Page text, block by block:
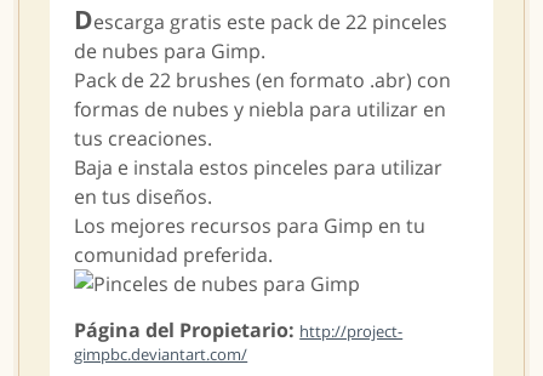
Descarga gratis este pack de 22 pinceles
de nubes para Gimp.
Pack de 22 brushes (en formato .abr) con
formas de nubes y niebla para utilizar en
tus creaciones.
Baja e instala estos pinceles para utilizar
en tus diseños.
Los mejores recursos para Gimp en tu
comunidad preferida.
Página del Propietario: http://project-
gimpbc.deviantart.com/